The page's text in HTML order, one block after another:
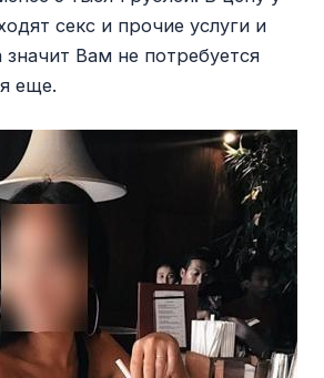
секс и прочие услуги и
Вам не потребуется
еще.